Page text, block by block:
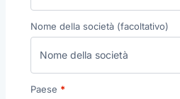
Nome della società (facoltativo)
Paese *